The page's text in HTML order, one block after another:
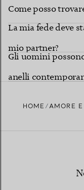
Come posso
La mia fede deve
mio partner?
Gli uomini
anelli
HOME AMORE